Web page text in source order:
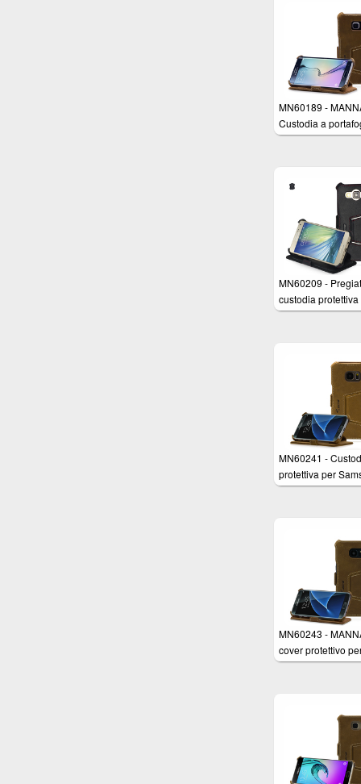
Vera Pelle Nappa
funzione Stand
MN60189 -
Custodia a
per Samsung
funzione
MN60209 -
custodia protettiva
UltraSlim per
funzione Stand
MN60241 -
protettiva per
Galaxy S7 in Vera
MN60243 -
cover protettivo
Samsung Galaxy
funzione Stand